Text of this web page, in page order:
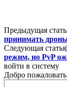
Предыдущая
принимать
Следующая статья
режим, но PvP
войти в систему
Добро